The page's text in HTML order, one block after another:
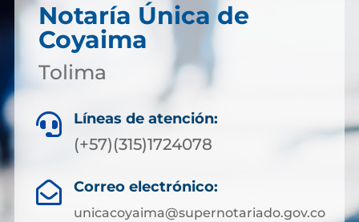
Notaría Única de
Coyaima
Tolima
 Líneas de atención:
(+57)(315)1724078
 Correo electrónico:
unicacoyaima@supernotariado.gov.co